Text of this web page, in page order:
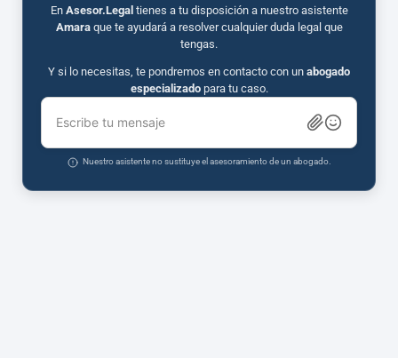
En Asesor.Legal tienes a tu disposición a nuestro asistente
Amaraque te ayudará a resolver cualquier duda legal que
tengas.
Y si lo necesitas, te pondremos en contacto con un abogado
especializadopara tu caso.
Escribe tu mensaje
Nuestro asistente no sustituye el asesoramiento de un abogado.